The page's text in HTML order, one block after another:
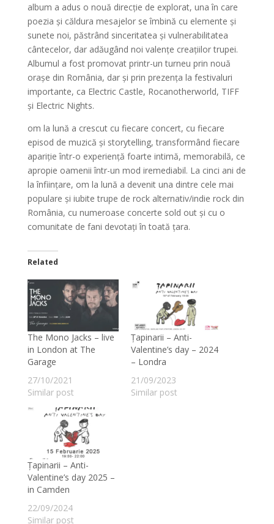
album a adus o nouă direcție de explorat, una în care
poezia și căldura mesajelor se îmbină cu elemente și
sunete noi, păstrând sinceritatea și vulnerabilitatea
cântecelor, dar adăugând noi valențe creațiilor trupei.
Albumul a fost promovat printr-un turneu prin nouă
orașe din România, dar și prin prezența la festivaluri
importante, ca Electric Castle, Rocanotherworld, TIFF
și Electric Nights.
om la lună a crescut cu fiecare concert, cu fiecare
episod de muzică și storytelling, transformând fiecare
apariție într-o experiență foarte intimă, memorabilă, ce
apropie oamenii într-un mod iremediabil. La cinci ani de
la înființare, om la lună a devenit una dintre cele mai
populare și iubite trupe de rock alternativ/indie rock din
România, cu numeroase concerte sold out și cu o
comunitate de fani devotați în toată țara.
Related
The Mono Jacks – live
in London at The
Garage
27/10/2021
Similar post
Țapinarii – Anti-
Valentine’s day – 2024
– Londra
21/09/2023
Similar post
Țapinarii – Anti-
Valentine’s day 2025 –
in Camden
22/09/2024
Similar post